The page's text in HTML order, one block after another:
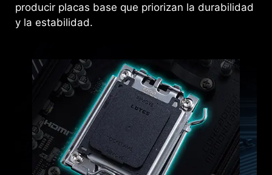
producir placas base que priorizan la durabilidad
y la estabilidad.